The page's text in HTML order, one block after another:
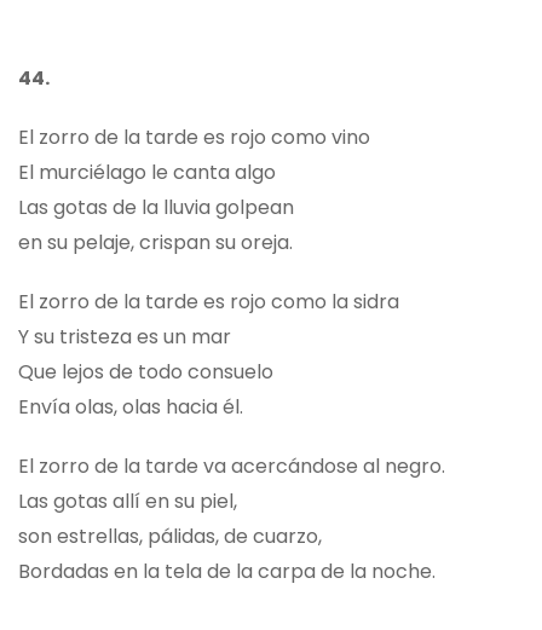
44.
El zorro de la tarde es rojo como vino
El murciélago le canta algo
Las gotas de la lluvia golpean
en su pelaje, crispan su oreja.
El zorro de la tarde es rojo como la sidra
Y su tristeza es un mar
Que lejos de todo consuelo
Envía olas, olas hacia él.
El zorro de la tarde va acercándose al negro.
Las gotas allí en su piel,
son estrellas, pálidas, de cuarzo,
Bordadas en la tela de la carpa de la noche.